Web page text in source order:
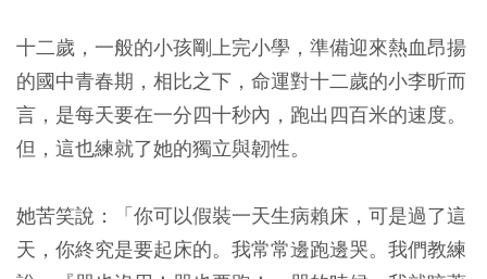
十二歲，一般的小孩剛上完小學，準備迎來熱血昂揚
的國中青春期，相比之下，命運對十二歲的小李昕而
言，是每天要在一分四十秒內，跑出四百米的速度。
但，這也練就了她的獨立與韌性。
她苦笑說：「你可以假裝一天生病賴床，可是過了這
天，你終究是要起床的。我常常邊跑邊哭。我們教練